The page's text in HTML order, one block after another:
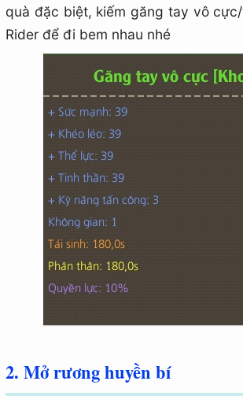
quà đặc biệt, kiếm găng tay vô
Rider để đi bem nhau nhé
2. Mở rương huyền bí